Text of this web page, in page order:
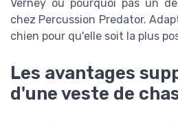
Verney ou pourquoi pas un
chez Percussion Predator.
chien pour qu'elle soit la plus
Les avantages
d'une veste de